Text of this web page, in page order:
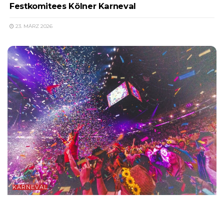
Festkomitees Kölner Karneval
23. MÄRZ 2026
KARNEVAL